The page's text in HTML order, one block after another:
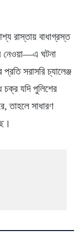
রাস্তায় বাধাগ্রস্ত
নেওয়া—এ ঘটনা
সরাসরি চ্যালেঞ্জ
চক্র যদি পুলিশের
তাহলে সাধারণ